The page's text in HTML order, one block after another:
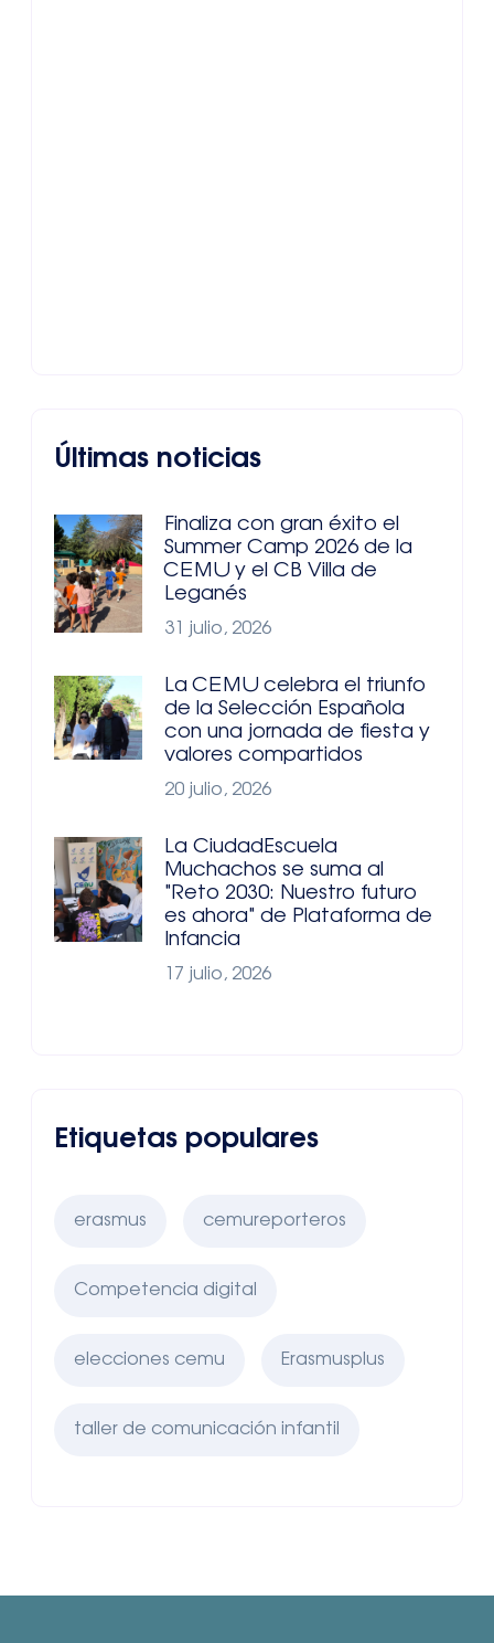
Últimas noticias
Finaliza con gran éxito el
Summer Camp 2026 de la
CEMU y el CB Villa de
Leganés
31 julio, 2026
La CEMU celebra el triunfo
de la Selección Española
con una jornada de fiesta y
valores compartidos
20 julio, 2026
La CiudadEscuela
Muchachos se suma al
"Reto 2030: Nuestro futuro
es ahora" de Plataforma de
Infancia
17 julio, 2026
Etiquetas populares
erasmus cemureporteros
Competencia digital
elecciones cemu Erasmusplus
taller de comunicación infantil